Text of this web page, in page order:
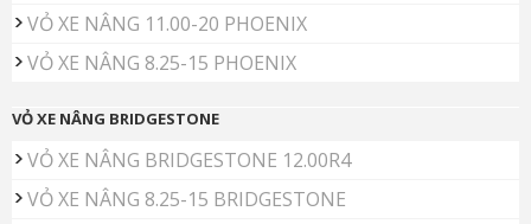
VỎ XE NÂNG 11.00-20 PHOENIX
VỎ XE NÂNG 8.25-15 PHOENIX
VỎ XE NÂNG BRIDGESTONE
VỎ XE NÂNG BRIDGESTONE 12.00R4
VỎ XE NÂNG 8.25-15 BRIDGESTONE